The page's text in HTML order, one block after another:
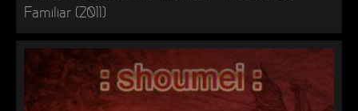
Familiar (2011)